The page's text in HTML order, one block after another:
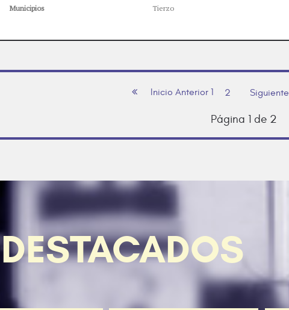
Municipios
Tierzo
Inicio Anterior 1 2 Siguiente
Página 1 de 2
DESTACADOS